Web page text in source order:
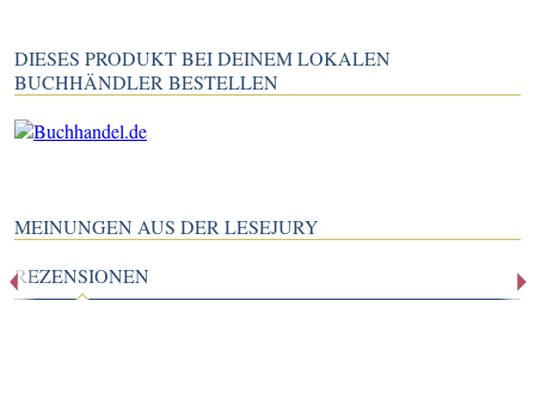
DIESES PRODUKT BEI DEINEM LOKALEN
BUCHHÄNDLER BESTELLEN
MEINUNGEN AUS DER LESEJURY
REZENSIONEN